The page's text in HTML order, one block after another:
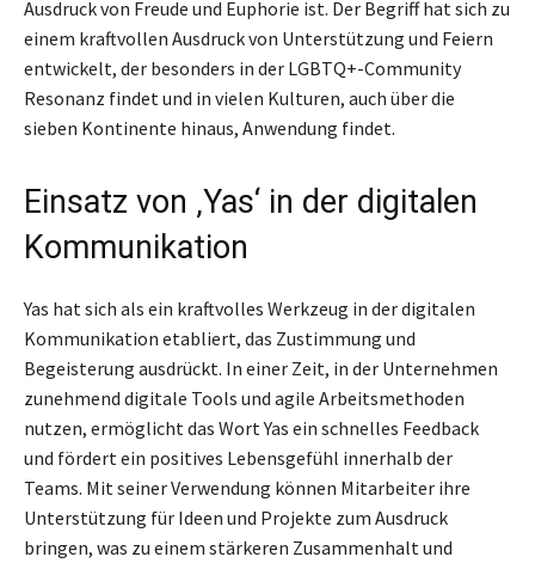
Ausdruck von Freude und Euphorie ist. Der Begriff hat sich zu
einem kraftvollen Ausdruck von Unterstützung und Feiern
entwickelt, der besonders in der LGBTQ+-Community
Resonanz findet und in vielen Kulturen, auch über die
sieben Kontinente hinaus, Anwendung findet.
Einsatz von ‚Yas‘ in der digitalen
Kommunikation
Yas hat sich als ein kraftvolles Werkzeug in der digitalen
Kommunikation etabliert, das Zustimmung und
Begeisterung ausdrückt. In einer Zeit, in der Unternehmen
zunehmend digitale Tools und agile Arbeitsmethoden
nutzen, ermöglicht das Wort Yas ein schnelles Feedback
und fördert ein positives Lebensgefühl innerhalb der
Teams. Mit seiner Verwendung können Mitarbeiter ihre
Unterstützung für Ideen und Projekte zum Ausdruck
bringen, was zu einem stärkeren Zusammenhalt und